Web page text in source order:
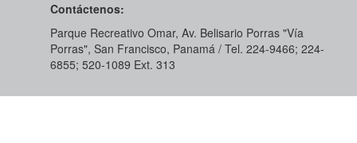
Contáctenos:
Parque Recreativo Omar, Av. Belisario Porras "Vía
Porras", San Francisco, Panamá / Tel. 224-9466; 224-
6855; 520-1089​ Ext. 313